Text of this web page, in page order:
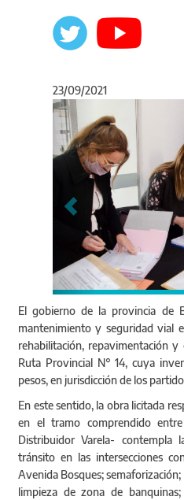
23/09/2021
Anterior
El gobierno de la provincia de
mantenimiento y seguridad vial
rehabilitación, repavimentación
Ruta Provincial N° 14, cuya
pesos, en jurisdicción de los
En este sentido, la obra licitada
en el tramo comprendido
Distribuidor Varela- contempla
tránsito en las intersecciones
Avenida Bosques;
limpieza de zona de